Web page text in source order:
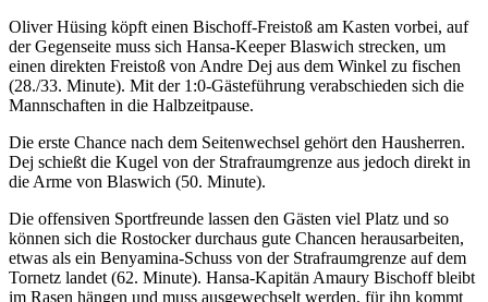
Oliver Hüsing köpft einen Bischoff-Freistoß am Kasten vorbei, auf
der Gegenseite muss sich Hansa-Keeper Blaswich strecken, um
einen direkten Freistoß von Andre Dej aus dem Winkel zu fischen
(28./33. Minute). Mit der 1:0-Gästeführung verabschieden sich die
Mannschaften in die Halbzeitpause.
Die erste Chance nach dem Seitenwechsel gehört den Hausherren.
Dej schießt die Kugel von der Strafraumgrenze aus jedoch direkt in
die Arme von Blaswich (50. Minute).
Die offensiven Sportfreunde lassen den Gästen viel Platz und so
können sich die Rostocker durchaus gute Chancen herausarbeiten,
etwas als ein Benyamina-Schuss von der Strafraumgrenze auf dem
Tornetz landet (62. Minute). Hansa-Kapitän Amaury Bischoff bleibt
im Rasen hängen und muss ausgewechselt werden, für ihn kommt